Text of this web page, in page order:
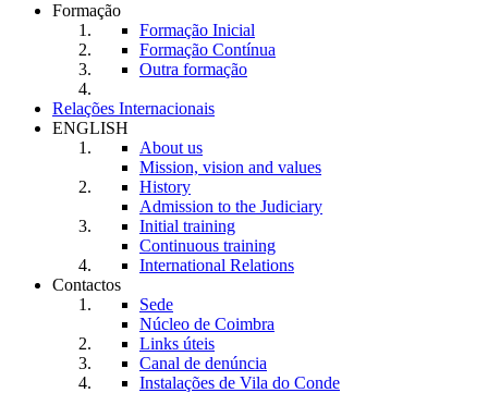
Formação
Formação Inicial
Formação Contínua
Outra formação
Relações Internacionais
ENGLISH
About us
Mission, vision and values
History
Admission to the Judiciary
Initial training
Continuous training
International Relations
Contactos
Sede
Núcleo de Coimbra
Links úteis
Canal de denúncia
Instalações de Vila do Conde